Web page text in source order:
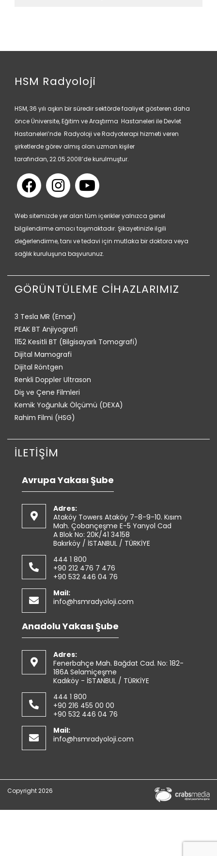
HSM Radyoloji
HSM, 36 yılı aşkın bir süredir sektörde faaliyet gösteren daha
önce Üniversite, Eğitim ve Araştırma Hastaneleri ile Devlet
Hastaneleri’nde Radyoloji ve Radyoterapi hizmeti veren
şirketlerde görev almış olan uzman kişiler
tarafından, 22.05.2008’de kurulmuştur.
Web sitemizde yer alan tüm içerikler yalnızca genel
bilgilendirme amacı taşımaktadır. Şikayetinizle ilgili
değerlendirme, tanı ve tedavi için mutlaka bir doktora veya
sağlık kuruluşuna başvurunuz.
GÖRÜNTÜLEME CİHAZLARIMIZ
3 Tesla MR (Emar)
PEAK BT Anjiyografi
1152 Kesitli BT (Bilgisayarlı Tomografi)
Dijital Mamografi
Dijital Röntgen
Renkli Doppler Ultrason
Diş ve Çene Filmleri
Kemik Yoğunluk Ölçümü (DEXA)
Rahim Filmi (HSG)
İLETİŞİM
Avrupa Yakası Şube
Adres:
Ataköy Towers Ataköy 7-8-9-10. Kısım
Mah. Çobançeşme E-5 Yanyol Cad
A Blok No: 20K/41 34158
Bakırköy / İSTANBUL / TÜRKİYE
444 1 800
+90 212 476 7 476
+90 532 446 04 76
Mail:
info@hsmradyoloji.com
Anadolu Yakası Şube
Adres:
Fenerbahçe Mah. Bağdat Cad. No: 182-
186A Selamiçeşme
Kadıköy - İSTANBUL / TÜRKİYE
444 1 800
+90 216 455 00 00
+90 532 446 04 76
Mail:
info@hsmradyoloji.com
Copyright 2026